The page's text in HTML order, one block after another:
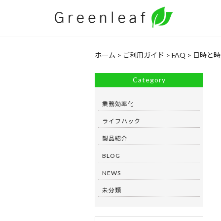
ホーム > ご利用ガイド > FAQ > 日時と
Category
業務効率化
ライフハック
製品紹介
BLOG
NEWS
未分類